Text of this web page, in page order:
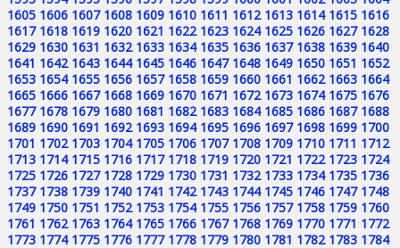
1605 1606 1607 1608 1609 1610 1611 1612 1613 1614 1615 1616
1617 1618 1619 1620 1621 1622 1623 1624 1625 1626 1627 1628
1629 1630 1631 1632 1633 1634 1635 1636 1637 1638 1639 1640
1641 1642 1643 1644 1645 1646 1647 1648 1649 1650 1651 1652
1653 1654 1655 1656 1657 1658 1659 1660 1661 1662 1663 1664
1665 1666 1667 1668 1669 1670 1671 1672 1673 1674 1675 1676
1677 1678 1679 1680 1681 1682 1683 1684 1685 1686 1687 1688
1689 1690 1691 1692 1693 1694 1695 1696 1697 1698 1699 1700
1701 1702 1703 1704 1705 1706 1707 1708 1709 1710 1711 1712
1713 1714 1715 1716 1717 1718 1719 1720 1721 1722 1723 1724
1725 1726 1727 1728 1729 1730 1731 1732 1733 1734 1735 1736
1737 1738 1739 1740 1741 1742 1743 1744 1745 1746 1747 1748
1749 1750 1751 1752 1753 1754 1755 1756 1757 1758 1759 1760
1761 1762 1763 1764 1765 1766 1767 1768 1769 1770 1771 1772
1773 1774 1775 1776 1777 1778 1779 1780 1781 1782 1783 1784